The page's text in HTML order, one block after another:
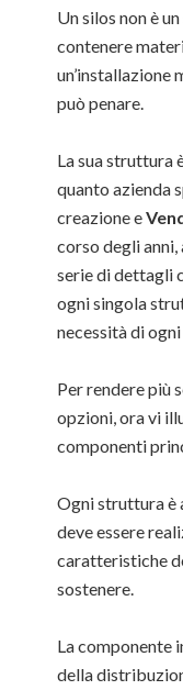
Un silos non è
contenere
un’installazione
può penare.
La sua struttura
quanto azienda
creazione e
corso degli
serie di dettagli
ogni singola
necessità di
Per rendere più
opzioni, ora vi
componenti
Ogni struttura è
deve essere
caratteristiche
sostenere.
La componente
della